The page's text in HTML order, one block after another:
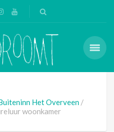
Het Overveen
woonkamer